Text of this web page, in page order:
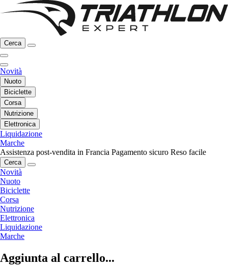
Cerca
Novità
Nuoto
Biciclette
Corsa
Nutrizione
Elettronica
Liquidazione
Marche
Assistenza post-vendita in Francia Pagamento sicuro Reso facile
Cerca
Novità
Nuoto
Biciclette
Corsa
Nutrizione
Elettronica
Liquidazione
Marche
Aggiunta al carrello...